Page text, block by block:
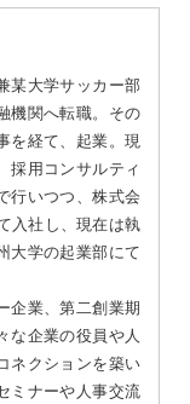
某大学サッカー部
機関へ転職。その
を経て、起業。現
採用コンサルティ
行いつつ、株式会
入社し、現在は執
大学の起業部にて
企業、第二創業期
な企業の役員や人
ネクションを築い
ミナーや人事交流